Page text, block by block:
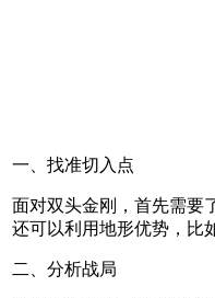
一、找准切入点
面对双头金刚，首先需要
还可以利用地形优势，比
二、分析战局